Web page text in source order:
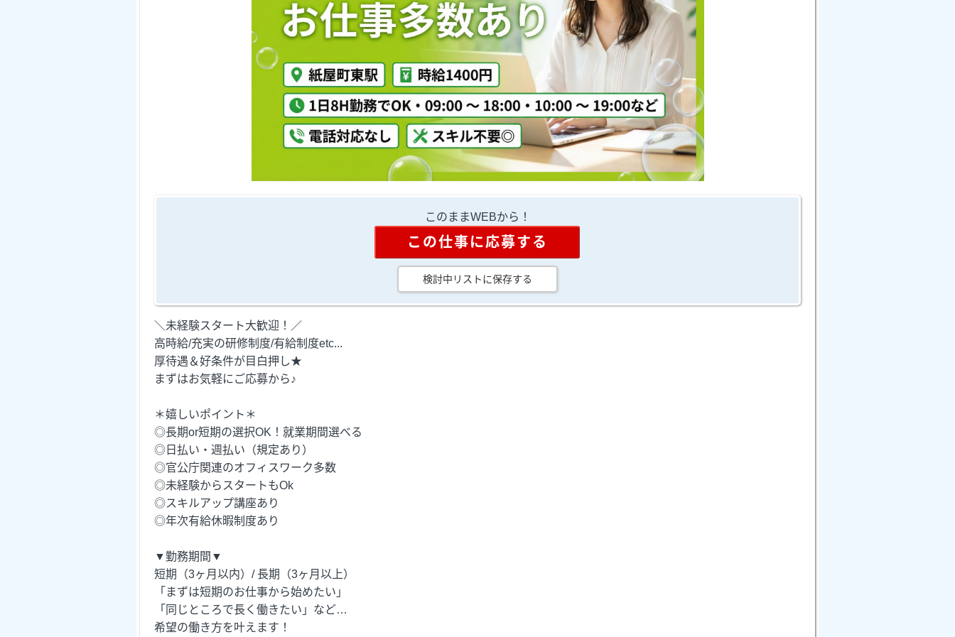
このままWEBから！
この仕事に応募する
検討中リストに保存する
＼未経験スタート大歓迎！／
高時給/充実の研修制度/有給制度etc...
厚待遇＆好条件が目白押し★
まずはお気軽にご応募から♪
＊嬉しいポイント＊
◎長期or短期の選択OK！就業期間選べる
◎日払い・週払い（規定あり）
◎官公庁関連のオフィスワーク多数
◎未経験からスタートもOk
◎スキルアップ講座あり
◎年次有給休暇制度あり
▼勤務期間▼
短期（3ヶ月以内）/ 長期（3ヶ月以上）
「まずは短期のお仕事から始めたい」
「同じところで長く働きたい」など…
希望の働き方を叶えます！